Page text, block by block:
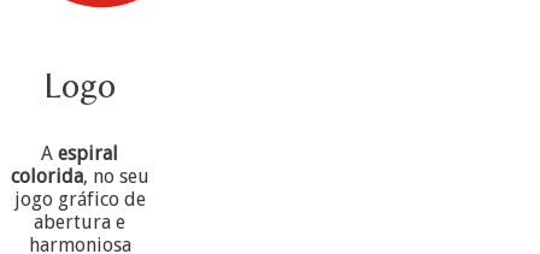
Logo
Aespiral
colorida, no seu
jogo gráfico de
abertura e
harmoniosa